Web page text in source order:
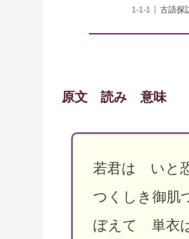
古語探
原文 読み 意味
若君は いと
つくしき御
ぼえて 単衣